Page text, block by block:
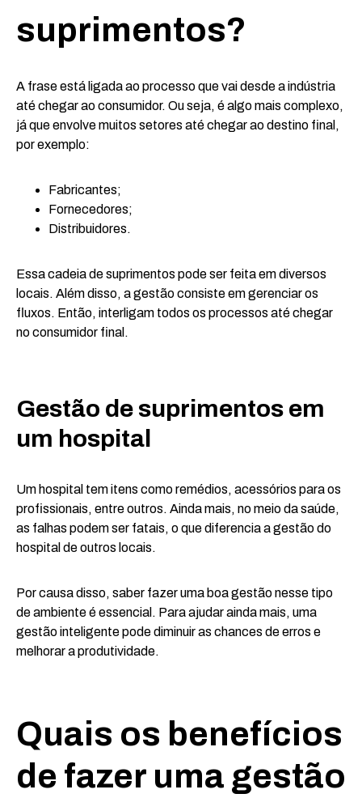
suprimentos?
A frase está ligada ao processo que vai desde a indústria
até chegar ao consumidor. Ou seja, é algo mais complexo,
já que envolve muitos setores até chegar ao destino final,
por exemplo:
Fabricantes;
Fornecedores;
Distribuidores.
Essa cadeia de suprimentos pode ser feita em diversos
locais. Além disso, a gestão consiste em gerenciar os
fluxos. Então, interligam todos os processos até chegar
no consumidor final.
Gestão de suprimentos em
um hospital
Um hospital tem itens como remédios, acessórios para os
profissionais, entre outros. Ainda mais, no meio da saúde,
as falhas podem ser fatais, o que diferencia a gestão do
hospital de outros locais.
Por causa disso, saber fazer uma boa gestão nesse tipo
de ambiente é essencial. Para ajudar ainda mais, uma
gestão inteligente pode diminuir as chances de erros e
melhorar a produtividade.
Quais os benefícios
de fazer uma gestão